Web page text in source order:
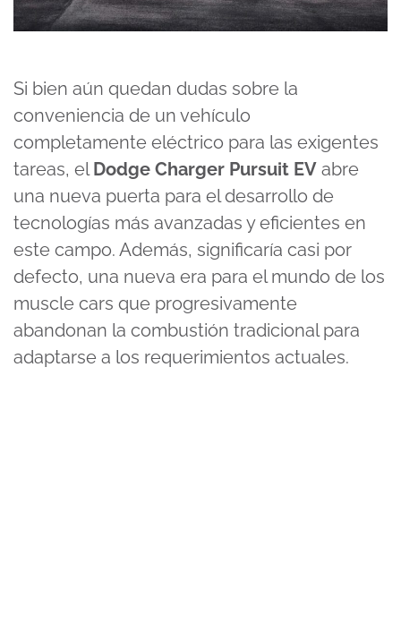
Si bien aún quedan dudas sobre la
conveniencia de un vehículo
completamente eléctrico para las exigentes
tareas, elDodge Charger Pursuit EV abre
una nueva puerta para el desarrollo de
tecnologías más avanzadas y eficientes en
este campo. Además, significaría casi por
defecto, una nueva era para el mundo de los
muscle cars que progresivamente
abandonan la combustión tradicional para
adaptarse a los requerimientos actuales.